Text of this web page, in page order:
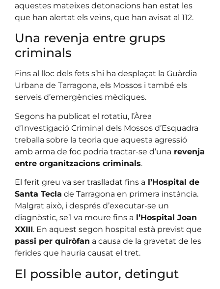
aquestes mateixes detonacions han estat les
que han alertat els veïns, que han avisat al 112.
Una revenja entre grups
criminals
Fins al lloc dels fets s’hi ha desplaçat la Guàrdia
Urbana de Tarragona, els Mossos i també els
serveis d’emergències mèdiques.
Segons ha publicat el rotatiu, l’Àrea
d’Investigació Criminal dels Mossos d’Esquadra
treballa sobre la teoria que aquesta agressió
amb arma de foc podria tractar-se d’una revenja
entre organitzacions criminals.
El ferit greu va ser traslladat fins a l’Hospital de
Santa Tecla de Tarragona en primera instància.
Malgrat això, i després d’executar-se un
diagnòstic, se’l va moure fins a l’Hospital Joan
XXIII. En aquest segon hospital està previst que
passi per quiròfan a causa de la gravetat de les
ferides que hauria causat el tret.
El possible autor, detingut